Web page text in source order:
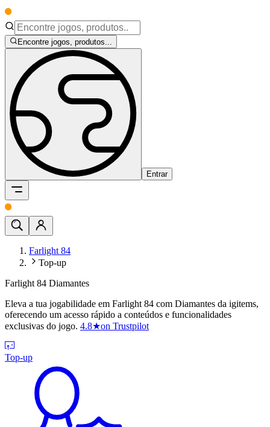
Encontre jogos, produtos...
Entrar
Farlight 84
Top-up
Farlight 84 Diamantes
Eleva a tua jogabilidade em Farlight 84 com Diamantes da igitems,
oferecendo um acesso rápido a conteúdos e funcionalidades
exclusivas do jogo. 4.8★on Trustpilot
Top-up